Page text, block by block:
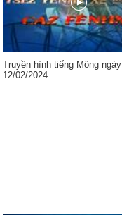
Truyền hình tiếng Mông ngày
12/02/2024